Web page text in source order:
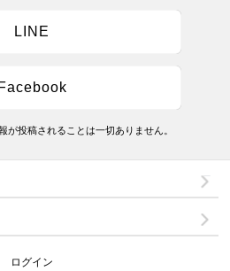
LINE
Facebook
投稿されることは一切ありません。
ログイン